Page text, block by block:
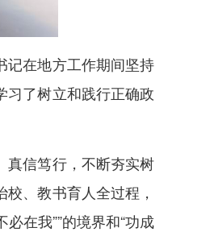
记在地方工作期间坚持
习了树立和践行正确政
真信笃行，不断夯实树
、教书育人全过程，
在我””的境界和“功成